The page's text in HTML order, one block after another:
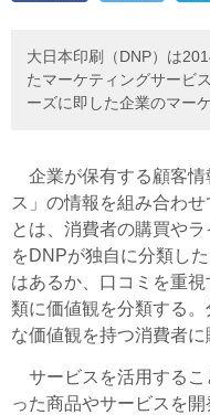
大日本印刷（DNP）は
たマーケティングサービ
ーズに即した企業のマー
企業が保有する顧客情
ス」の情報を組み合わ
とは、消費者の購買や
をDNPが独自に分類し
はあるか、口コミを重
類に価値観を分類する
な価値観を持つ消費者に
サービスを活用するこ
った商品やサービスを